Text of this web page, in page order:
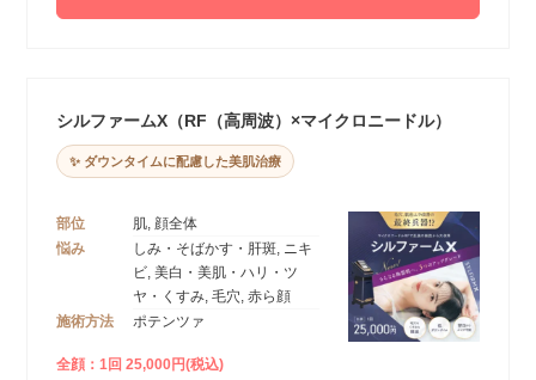
シルファームX（RF（高周波）×マイクロニードル）
✨ ダウンタイムに配慮した美肌治療
部位
肌, 顔全体
悩み
しみ・そばかす・肝斑, ニキ
ビ, 美白・美肌・ハリ・ツ
ヤ・くすみ, 毛穴, 赤ら顔
施術方法
ポテンツァ
全顔：1回 25,000円(税込)